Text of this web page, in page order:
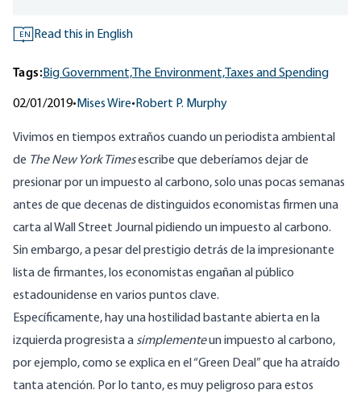
EN Read this in English
Tags:Big Government,The Environment,Taxes and Spending
02/01/2019•Mises Wire•Robert P. Murphy
Vivimos en tiempos extraños cuando un periodista ambiental
de The New York Timesescribe que deberíamos dejar de
presionar por un impuesto al carbono, solo unas pocas semanas
antes de que decenas de distinguidos economistas firmen una
carta al Wall Street Journalpidiendo un impuesto al carbono.
Sin embargo, a pesar del prestigio detrás de la impresionante
lista de firmantes, los economistas engañan al público
estadounidense en varios puntos clave.
Específicamente, hay una hostilidad bastante abierta en la
izquierda progresista a simplementeun impuesto al carbono,
por ejemplo, como se explica en el “Green Deal” que ha atraído
tanta atención. Por lo tanto, es muy peligroso para estos